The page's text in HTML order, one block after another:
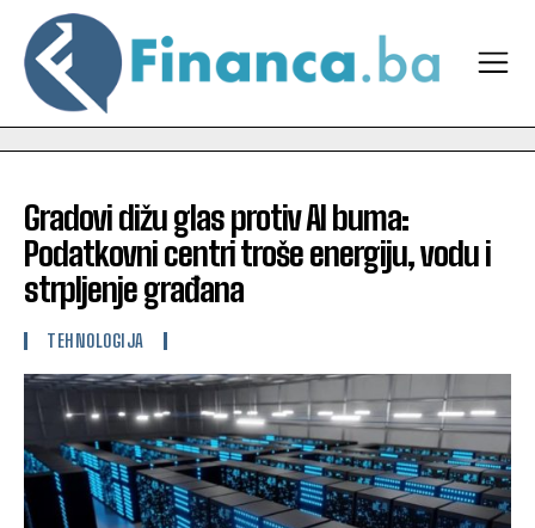
Gradovi dižu glas protiv AI buma:
Podatkovni centri troše energiju, vodu i
strpljenje građana
TEHNOLOGIJA